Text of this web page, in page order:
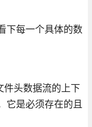
下每一个具体的数
件头数据流的上下
它是必须存在的且